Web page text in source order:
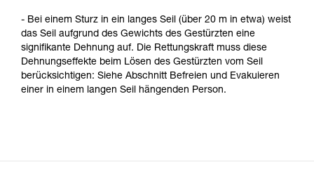
- Bei einem Sturz in ein langes Seil (über 20 m in etwa) weist
das Seil aufgrund des Gewichts des Gestürzten eine
signifikante Dehnung auf. Die Rettungskraft muss diese
Dehnungseffekte beim Lösen des Gestürzten vom Seil
berücksichtigen: Siehe Abschnitt Befreien und Evakuieren
einer in einem langen Seil hängenden Person.